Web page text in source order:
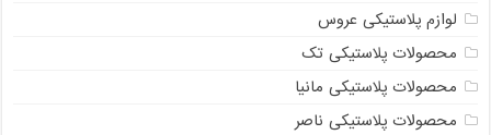
لوازم پلاستیکی عروس
محصولات پلاستیکی تک
محصولات پلاستیکی مانیا
محصولات پلاستیکی ناصر